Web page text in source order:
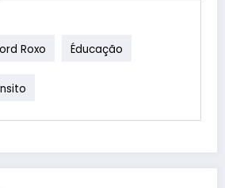
Roxo Éducação